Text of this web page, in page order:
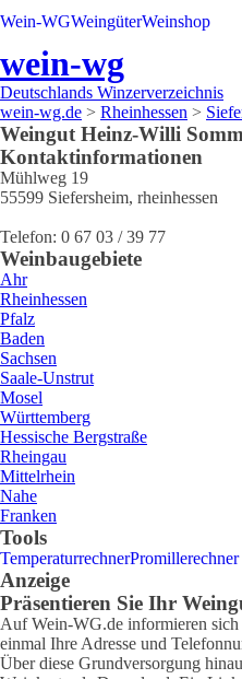
Wein-WGWeingüterWeinshop
wein-wg
Deutschlands Winzerverzeichnis
wein-wg.de > Rheinhessen >
Weingut Heinz-Willi
Kontaktinformationen
Mühlweg 19
55599 Siefersheim, rheinhessen
Telefon: 0 67 03 / 39 77
Weinbaugebiete
Ahr
Rheinhessen
Pfalz
Baden
Sachsen
Saale-Unstrut
Mosel
Württemberg
Hessische Bergstraße
Rheingau
Mittelrhein
Nahe
Franken
Tools
Temperaturrechner
Anzeige
Präsentieren Sie Ihr
Auf Wein-WG.de informieren sich
einmal Ihre Adresse und
Über diese Grundversorgung